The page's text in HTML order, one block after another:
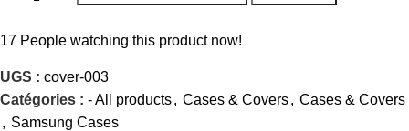
17 People watching this product now!
UGS : cover-003
Catégories : - All products, Cases & Covers, Cases & Covers
, Samsung Cases